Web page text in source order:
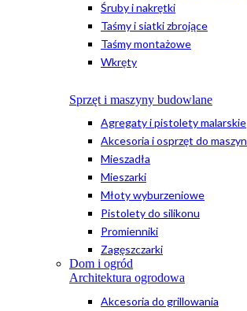
Śruby i nakrętki
Taśmy i siatki zbrojące
Taśmy montażowe
Wkręty
Sprzęt i maszyny budowlane
Agregaty i pistolety malarskie
Akcesoria i osprzęt do maszyn
Mieszadła
Mieszarki
Młoty wyburzeniowe
Pistolety do silikonu
Promienniki
Zagęszczarki
Dom i ogród
Architektura ogrodowa
Akcesoria do grillowania